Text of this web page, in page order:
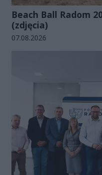
Beach Ball Radom
(zdjęcia)
Data dodania galerii:
07.08.2026